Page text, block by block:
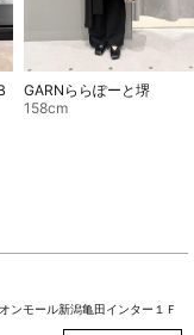
GARNららぽーと堺
158cm
ンモール新潟亀田インター１Ｆ